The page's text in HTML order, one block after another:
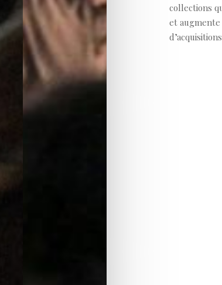
collections
et